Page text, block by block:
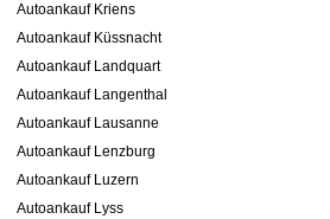
Autoankauf Kriens
Autoankauf Küssnacht
Autoankauf Landquart
Autoankauf Langenthal
Autoankauf Lausanne
Autoankauf Lenzburg
Autoankauf Luzern
Autoankauf Lyss